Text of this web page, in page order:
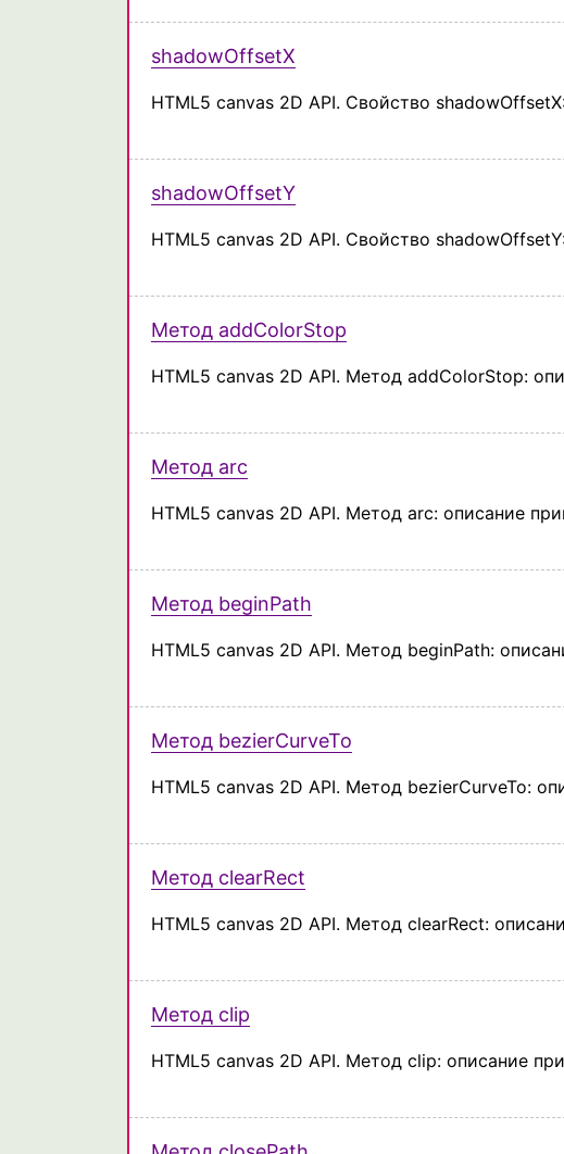
shadowOffsetX
HTML5 canvas 2D API. Свойство
shadowOffsetY
HTML5 canvas 2D API. Свойство
Метод addColorStop
HTML5 canvas 2D API. Метод addColorStop:
Метод arc
HTML5 canvas 2D API. Метод arc: описание
Метод beginPath
HTML5 canvas 2D API. Метод beginPath:
Метод bezierCurveTo
HTML5 canvas 2D API. Метод bezierCurveTo:
Метод clearRect
HTML5 canvas 2D API. Метод clearRect:
Метод clip
HTML5 canvas 2D API. Метод clip: описание